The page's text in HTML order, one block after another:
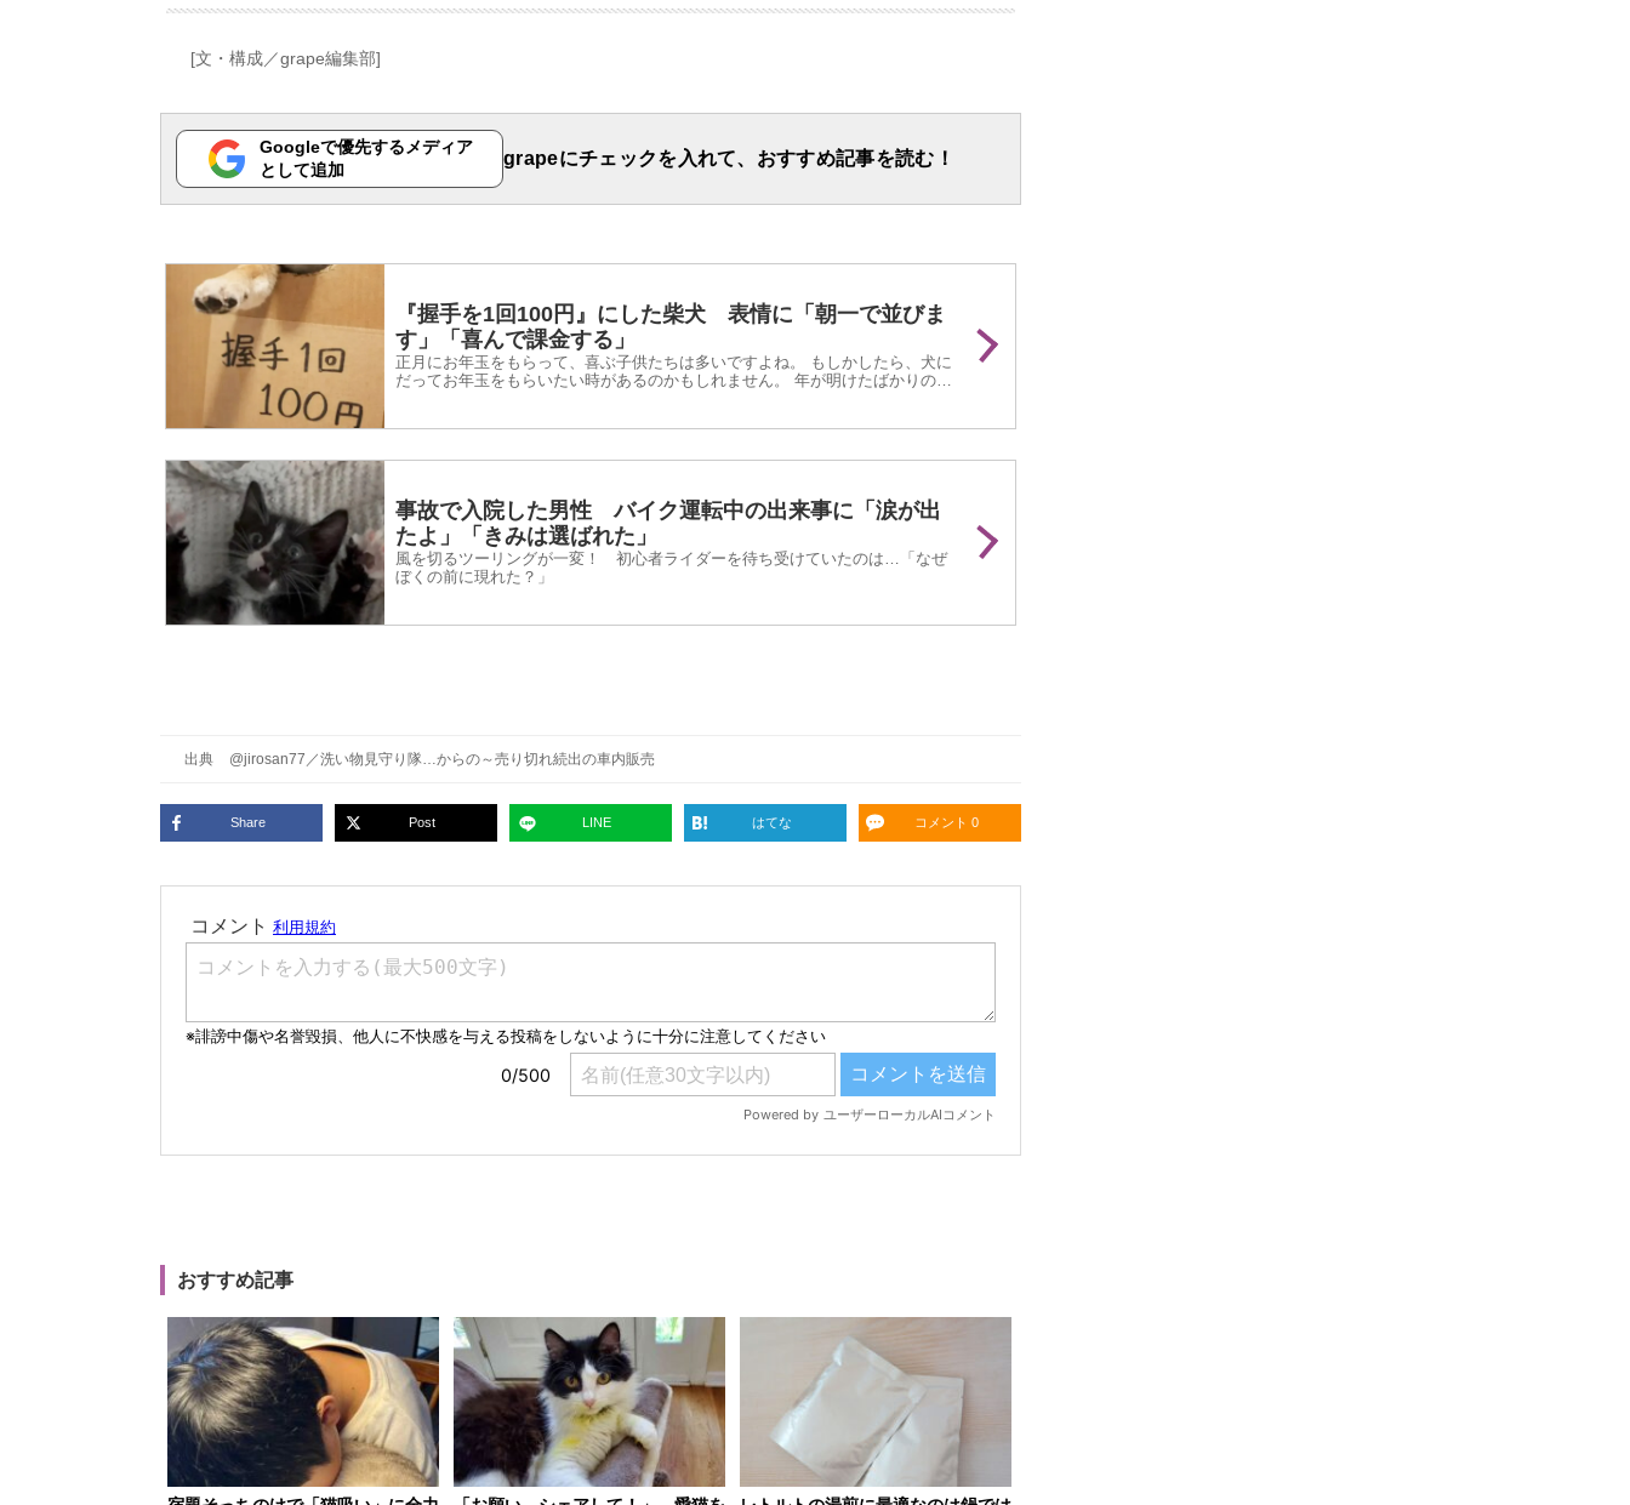
[文・構成／grape編集部]
Googleで優先するメディア
として追加
grapeにチェックを入れて、おすすめ記事を読む！
『握手を1回100円』にした柴犬 表情に「朝一で並びま
す」「喜んで課金する」
正月にお年玉をもらって、喜ぶ子供たちは多いですよね。 もしかしたら、犬に
だってお年玉をもらいたい時があるのかもしれません。 年が明けたばかりの
事故で入院した男性 バイク運転中の出来事に「涙が出
たよ」「きみは選ばれた」
風を切るツーリングが一変！ 初心者ライダーを待ち受けていたのは…「なぜ
ぼくの前に現れた？」
出典 @jirosan77 ／洗い物見守り隊…からの～売り切れ続出の車内販売
Share Post LINE はてな コメント 0
おすすめ記事